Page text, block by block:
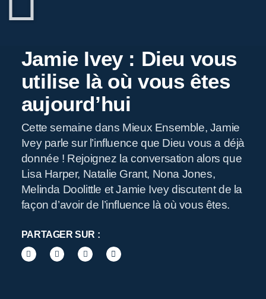
Jamie Ivey : Dieu vous
utilise là où vous êtes
aujourd’hui
Cette semaine dans Mieux Ensemble, Jamie
Ivey parle sur l’influence que Dieu vous a déjà
donnée ! Rejoignez la conversation alors que
Lisa Harper, Natalie Grant, Nona Jones,
Melinda Doolittle et Jamie Ivey discutent de la
façon d’avoir de l’influence là où vous êtes.
PARTAGER SUR :